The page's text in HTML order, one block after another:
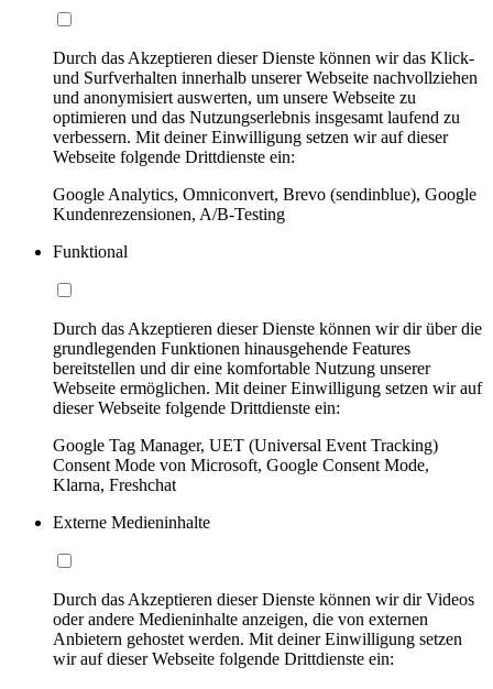
Durch das Akzeptieren dieser Dienste können wir das Klick-
und Surfverhalten innerhalb unserer Webseite nachvollziehen
und anonymisiert auswerten, um unsere Webseite zu
optimieren und das Nutzungserlebnis insgesamt laufend zu
verbessern. Mit deiner Einwilligung setzen wir auf dieser
Webseite folgende Drittdienste ein:
Google Analytics, Omniconvert, Brevo (sendinblue), Google
Kundenrezensionen, A/B-Testing
Funktional
Durch das Akzeptieren dieser Dienste können wir dir über die
grundlegenden Funktionen hinausgehende Features
bereitstellen und dir eine komfortable Nutzung unserer
Webseite ermöglichen. Mit deiner Einwilligung setzen wir auf
dieser Webseite folgende Drittdienste ein:
Google Tag Manager, UET (Universal Event Tracking)
Consent Mode von Microsoft, Google Consent Mode,
Klarna, Freshchat
Externe Medieninhalte
Durch das Akzeptieren dieser Dienste können wir dir Videos
oder andere Medieninhalte anzeigen, die von externen
Anbietern gehostet werden. Mit deiner Einwilligung setzen
wir auf dieser Webseite folgende Drittdienste ein: